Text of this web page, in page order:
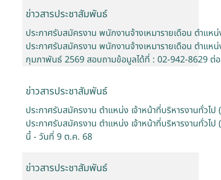
ข่าวสารประชาสัมพันธ์
ประกาศรับสมัครงาน พนักงานจ้างเหมารายเดือน ตำแ
ประกาศรับสมัครงาน พนักงานจ้างเหมารายเดือน ตำ
กุมภาพันธ์ 2569 สอบถามข้อมูลได้ที่ : 02-942-8629 ต่
ข่าวสารประชาสัมพันธ์
ประกาศรับสมัครงาน ตำแหน่ง เจ้าหน้าที่บริหารงานทั่วไป
ประกาศรับสมัครงาน ตำแหน่ง เจ้าหน้าที่บริหารงานทั่วไ
นี้ - วันที่ 9 ต.ค. 68
ข่าวสารประชาสัมพันธ์